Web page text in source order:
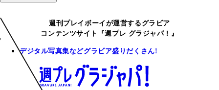
週刊プレイボーイが運営するグラビア
コンテンツサイト『週プレ グラジャパ！』
デジタル写真集などグラビア盛りだくさん!